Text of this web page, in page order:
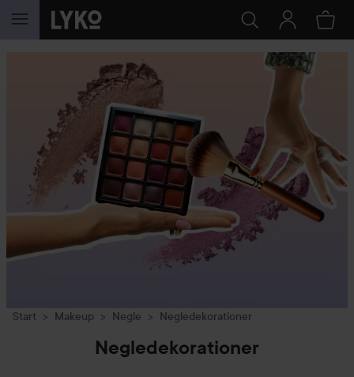
GÅ TIL INDHOLD
Start Makeup Negle Negledekorationer
Negledekorationer